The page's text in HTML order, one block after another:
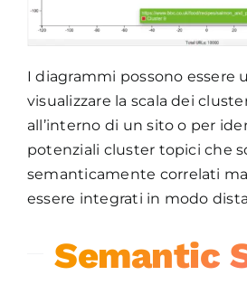
I diagrammi possono essere
visualizzare la scala dei
all’interno di un sito o per
potenziali cluster topici che
semanticamente correlati
essere integrati in modo
Semantic